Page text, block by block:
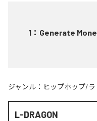
1 ： Generate
ジャンル： ヒップホップ/
L-DRAGON